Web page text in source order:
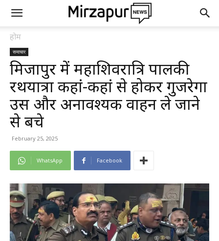
होम
समाचार
मिर्जापुर में महाशिवरात्रि पालकी
रथयात्रा कहां-कहां से होकर गुजरेगा
उस और अनावश्यक वाहन ले जाने
से बचे
February 25, 2025
WhatsApp Facebook